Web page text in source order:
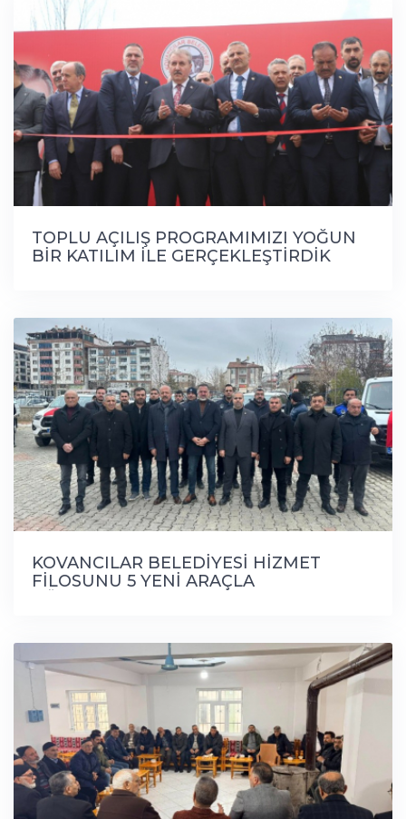
TOPLU AÇILIŞ PROGRAMIMIZI YOĞUN
BİR KATILIM İLE GERÇEKLEŞTİRDİK
KOVANCILAR BELEDİYESİ HİZMET
FİLOSUNU 5 YENİ ARAÇLA